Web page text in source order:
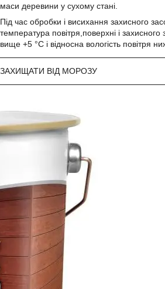
маси деревини у сухому стані.
Під час обробки і висихання захисного
температура повітря,поверхні і захисного
вище +5 °C і відносна вологість повітря
ЗАХИЩАТИ ВІД МОРОЗУ